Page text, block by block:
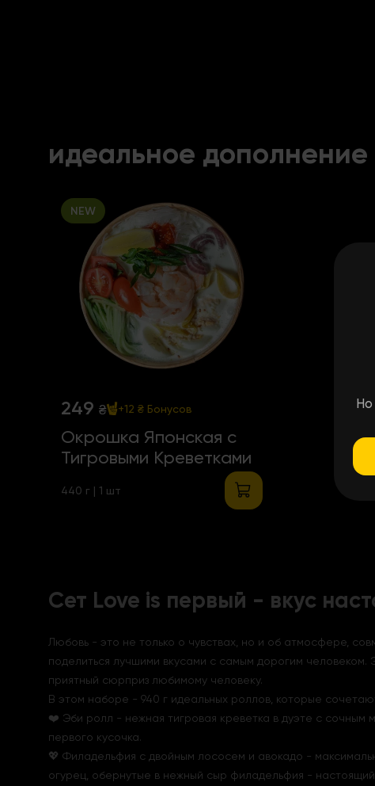
идеальное дополнение
NEW
249 ₴ +12 ₴ Бонусов
Окрошка Японская с
Тигровыми Креветками
440 г | 1 шт
Сет Love is первый - вкус
Любовь - это не только о чувствах, но и об атмосфере,
поделиться лучшими вкусами с самым дорогим
приятный сюрприз любимому человеку.
В этом наборе - 940 г идеальных роллов, которые
❤️ Эби ролл - нежная тигровая креветка в дуэте с сочным
первого кусочка.
💖 Филадельфия с двойным лососем и авокадо -
огурец, обернутые в нежный сыр филадельфия -
Но